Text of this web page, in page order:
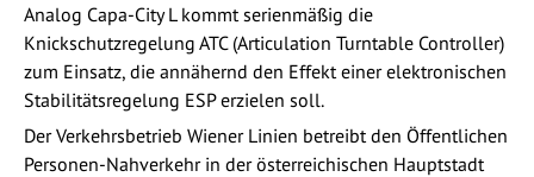
Analog Capa-City L kommt serienmäßig die
Knickschutzregelung ATC (Articulation Turntable Controller)
zum Einsatz, die annähernd den Effekt einer elektronischen
Stabilitätsregelung ESP erzielen soll.
Der Verkehrsbetrieb Wiener Linien betreibt den Öffentlichen
Personen-Nahverkehr in der österreichischen Hauptstadt